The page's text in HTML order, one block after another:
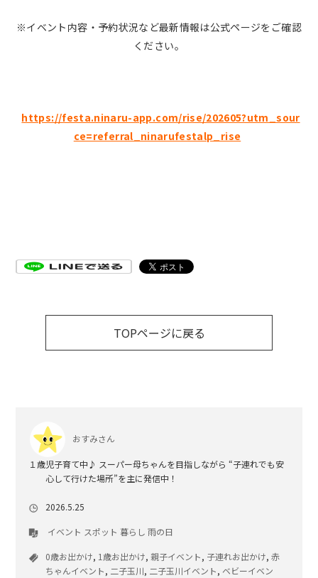
※イベント内容・予約状況など最新情報は公式ページをご確認
ください。
https://festa.ninaru-app.com/rise/202605?utm_sour
ce=referral_ninarufestalp_rise
TOPページに戻る
おすみさん
１歳児子育て中♪ スーパー母ちゃんを目指しながら “子連れでも安
心して行けた場所”を主に発信中！
2026.5.25
イベント スポット 暮らし 雨の日
0歳お出かけ, 1歳お出かけ,親子イベント, 子連れお出かけ,赤
ちゃんイベント, 二子玉川, 二子玉川イベント, ベビーイベン